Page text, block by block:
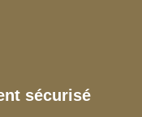
sécurisé